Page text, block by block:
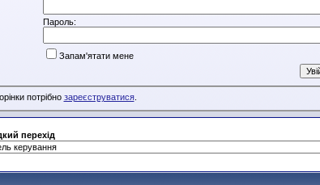
Пароль:
Запам'ятати мене
потрібно зареєструватися.
перехід